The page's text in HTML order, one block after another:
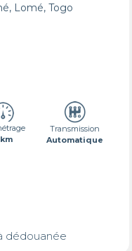
Lomé, Togo
Transmission
Automatique
dédouanée